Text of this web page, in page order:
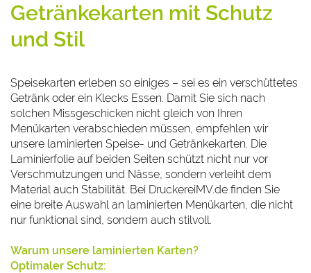
Getränkekarten mit Schutz
und Stil
Speisekarten erleben so einiges – sei es ein verschüttetes
Getränk oder ein Klecks Essen. Damit Sie sich nach
solchen Missgeschicken nicht gleich von Ihren
Menükarten verabschieden müssen, empfehlen wir
unsere laminierten Speise- und Getränkekarten. Die
Laminierfolie auf beiden Seiten schützt nicht nur vor
Verschmutzungen und Nässe, sondern verleiht dem
Material auch Stabilität. Bei DruckereiMV.de finden Sie
eine breite Auswahl an laminierten Menükarten, die nicht
nur funktional sind, sondern auch stilvoll.
Warum unsere laminierten Karten?
Optimaler Schutz: